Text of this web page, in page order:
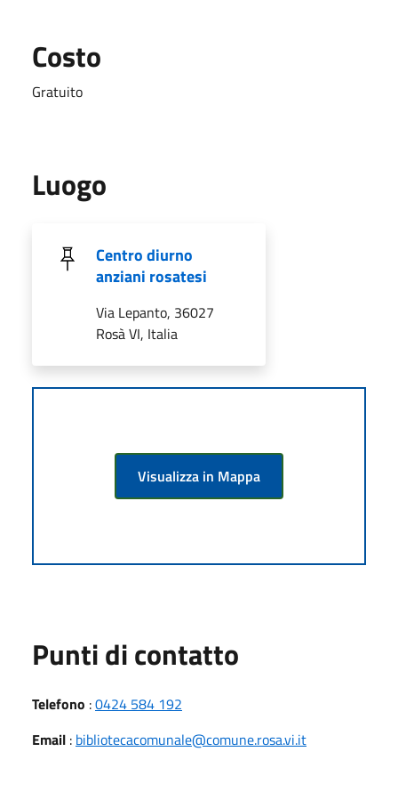
Costo
Gratuito
Luogo
Centro diurno
anziani rosatesi
Via Lepanto, 36027
Rosà VI, Italia
Visualizza in Mappa
Punti di contatto
Telefono :0424 584 192
Email : bibliotecacomunale@comune.rosa.vi.it